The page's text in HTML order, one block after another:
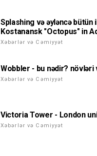
Splashing və əyləncə bütün
Kostanansk "Octopus" in
Xəbərlər və Cəmiyyət
Wobbler - bu nədir? növləri
Xəbərlər və Cəmiyyət
Victoria Tower - London
Xəbərlər və Cəmiyyət